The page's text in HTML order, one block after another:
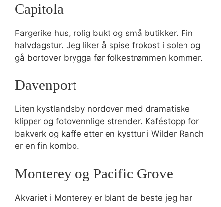
Capitola
Fargerike hus, rolig bukt og små butikker. Fin
halvdagstur. Jeg liker å spise frokost i solen og
gå bortover brygga før folkestrømmen kommer.
Davenport
Liten kystlandsby nordover med dramatiske
klipper og fotovennlige strender. Kaféstopp for
bakverk og kaffe etter en kysttur i Wilder Ranch
er en fin kombo.
Monterey og Pacific Grove
Akvariet i Monterey er blant de beste jeg har